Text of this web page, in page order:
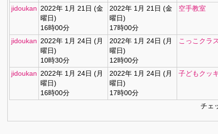
jidoukan 2022年 1月 21日 (金
曜日)
16時00分
2022年 1月 21日 (金
曜日)
17時00分
空手教室
jidoukan 2022年 1月 24日 (月
曜日)
10時30分
2022年 1月 24日 (月
曜日)
12時00分
こっこクラ
jidoukan 2022年 1月 24日 (月
曜日)
16時00分
2022年 1月 24日 (月
曜日)
17時00分
子どもクッ
チェ